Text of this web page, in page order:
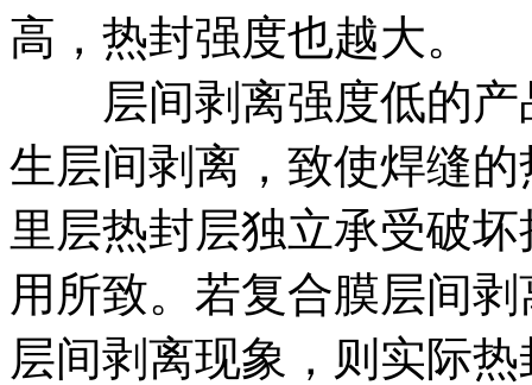
高，热封强度也越大。
层间剥离强度低的产
生层间剥离，致使焊缝
里层热封层独立承受破
用所致。若复合膜层间
层间剥离现象，则实际